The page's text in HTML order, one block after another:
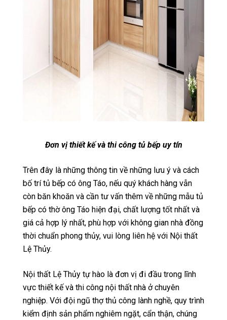
Đơn vị thiết kế và thi công tủ bếp uy tín
Trên đây là những thông tin về những lưu ý và cách
bố trí tủ bếp có ông Táo, nếu quý khách hàng vẫn
còn băn khoăn và cần tư vấn thêm về những mẫu tủ
bếp có thờ ông Táo hiện đại, chất lượng tốt nhất và
giá cả hợp lý nhất, phù hợp với không gian nhà đồng
thời chuẩn phong thủy, vui lòng liên hệ với Nội thất
Lệ Thủy.
Nội thất Lệ Thủy tự hào là đơn vị đi đầu trong lĩnh
vực thiết kế và thi công nội thất nhà ở chuyên
nghiệp. Với đội ngũ thợ thủ công lành nghề, quy trình
kiểm định sản phẩm nghiêm ngặt, cẩn thận, chúng